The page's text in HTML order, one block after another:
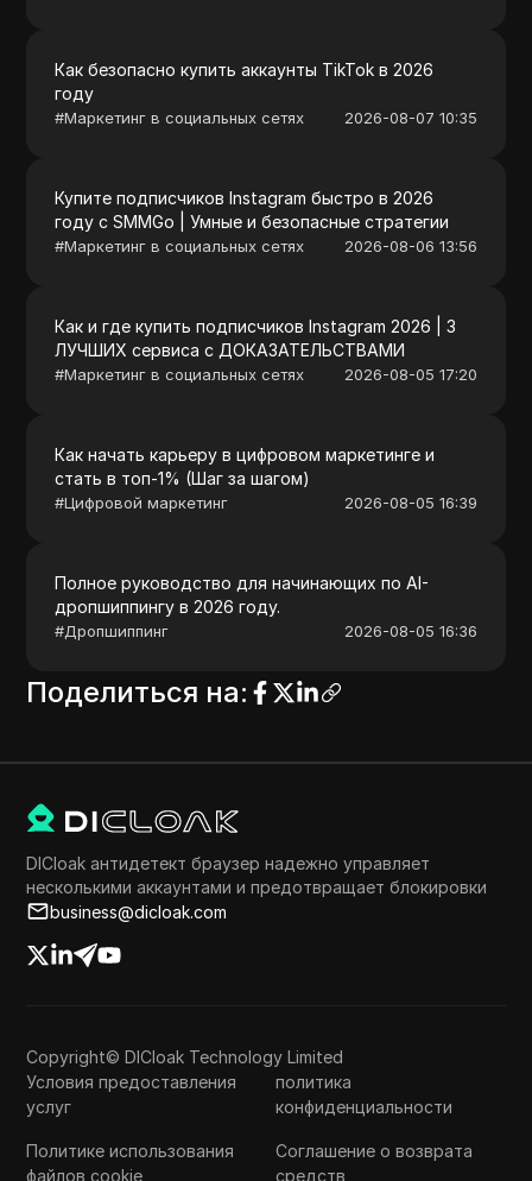
Как безопасно купить аккаунты TikTok в 2026
году
#Маркетинг в социальных сетях 2026-08-07 10:35
Купите подписчиков Instagram быстро в 2026
году с SMMGo | Умные и безопасные стратегии
#Маркетинг в социальных сетях 2026-08-06 13:56
Как и где купить подписчиков Instagram 2026 | 3
ЛУЧШИХ сервиса с ДОКАЗАТЕЛЬСТВАМИ
#Маркетинг в социальных сетях 2026-08-05 17:20
Как начать карьеру в цифровом маркетинге и
стать в топ-1% (Шаг за шагом)
#Цифровой маркетинг 2026-08-05 16:39
Полное руководство для начинающих по AI-
дропшиппингу в 2026 году.
#Дропшиппинг 2026-08-05 16:36
Поделиться на:
DICloak антидетект браузер надежно управляет
несколькими аккаунтами и предотвращает блокировки
business@dicloak.com
Copyright© DICloak Technology Limited
Условия предоставления
услуг
политика
конфиденциальности
Политике использования
файлов cookie
Соглашение о возврата
средств